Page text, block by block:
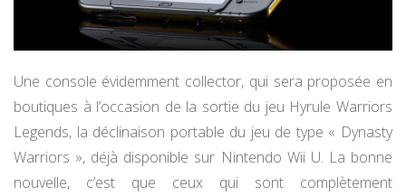
Une console évidemment collector, qui sera proposée en
boutiques à l’occasion de la sortie du jeu Hyrule Warriors
Legends, la déclinaison portable du jeu de type « Dynasty
Warriors », déjà disponible sur Nintendo Wii U. La bonne
nouvelle, c’est que ceux qui sont complètement